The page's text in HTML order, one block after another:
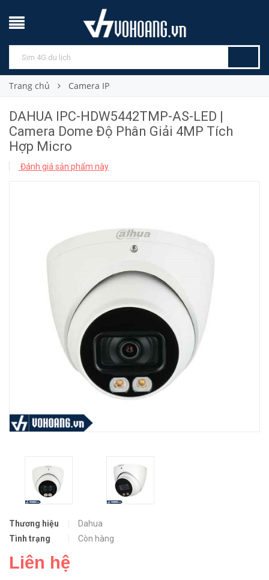
Trang chủ Camera IP
DAHUA IPC-HDW5442TMP-AS-LED |
Camera Dome Độ Phân Giải 4MP Tích
Hợp Micro
Đánh giá sản phẩm này
Thương hiệu
Dahua
Tình trạng
Còn hàng
Liên hệ